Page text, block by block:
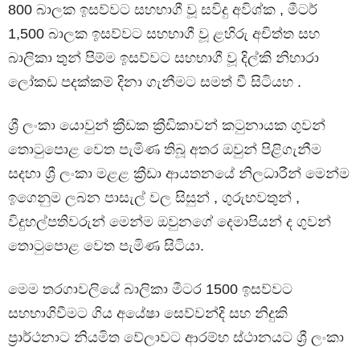
800 බාලක ඉසව්වට සහභාගී වූ සවිදු අවිශ්ක , මීටර්
1,500 බාලක ඉසව්වට සහභාගී වූ ළහිරු අචිත්ත සහ
බාලිකා තුන් පිම්ම ඉසව්වට සහභාගී වූ දිල්කි නිහාරා
ලෝකඩ පදක්කම් දිනා ගැනීමට සමත් වී සිටියහ .
ශ්‍රී ලංකා යොවුන් ක්‍රීඩක ක්‍රීඩිකාවන් කටුනායක ගුවන්
තොටුපොළ වෙත පැමිණ තිබූ අතර ඔවුන් පිළිගැනීම
සදහා ශ්‍රී ලංකා මළළ ක්‍රීඩා ආයතනයේ නිලධාරීන් මෙන්ම
ඉගෙනුම ලබන පාසැල් වල සිසුන් , ගුරුභවතුන් ,
විදුහල්පතිවරුන් මෙන්ම ඔවුනගේ දෙමාපියන් ද ගුවන්
තොටුපොළ වෙත පැමිණ සිටියා.
මෙම තරගාවලියේ බාලිකා මීටර 1500 ඉසව්වට
සහභාගිවීමට ගිය අයේෂා සෙව්වන්දි සහ නිදුකි
ප්‍රාර්ථනාට නියමිත වේලාවට ආරම්භ ස්ථානයට ශ්‍රී ලංකා